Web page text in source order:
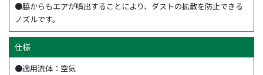
●脇からもエアが噴出することにより、ダストの拡散を防止できる
ノズルです。
仕様
●適用流体：空気